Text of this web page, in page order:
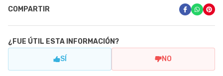
COMPARTIR
¿FUE ÚTIL ESTA INFORMACIÓN?
SÍ NO